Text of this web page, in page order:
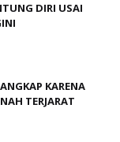
DIRI USAI
KARENA
TERJARAT